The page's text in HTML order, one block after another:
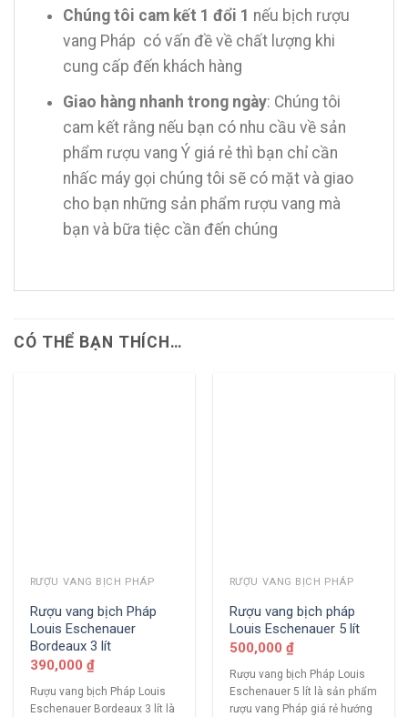
Chúng tôi cam kết 1 đổi 1 nếu bịch rượu
vang Pháp có vấn đề về chất lượng khi
cung cấp đến khách hàng
Giao hàng nhanh trong ngày: Chúng tôi
cam kết rằng nếu bạn có nhu cầu về sản
phẩm rượu vang Ý giá rẻ thì bạn chỉ cần
nhấc máy gọi chúng tôi sẽ có mặt và giao
cho bạn những sản phẩm rượu vang mà
bạn và bữa tiệc cần đến chúng
CÓ THỂ BẠN THÍCH…
RƯỢU VANG BỊCH PHÁP
Rượu vang bịch Pháp
Louis Eschenauer
Bordeaux 3 lít
390,000 ₫
Rượu vang bịch Pháp Louis
Eschenauer Bordeaux 3 lít là
RƯỢU VANG BỊCH PHÁP
Rượu vang bịch pháp
Louis Eschenauer 5 lít
500,000 ₫
Rượu vang bịch Pháp Louis
Eschenauer 5 lít là sản phẩm
rượu vang Pháp giá rẻ hướng